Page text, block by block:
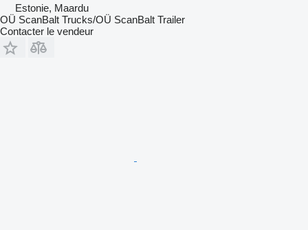
Estonie, Maardu
OÜ ScanBalt Trucks/OÜ ScanBalt Trailer
Contacter le vendeur